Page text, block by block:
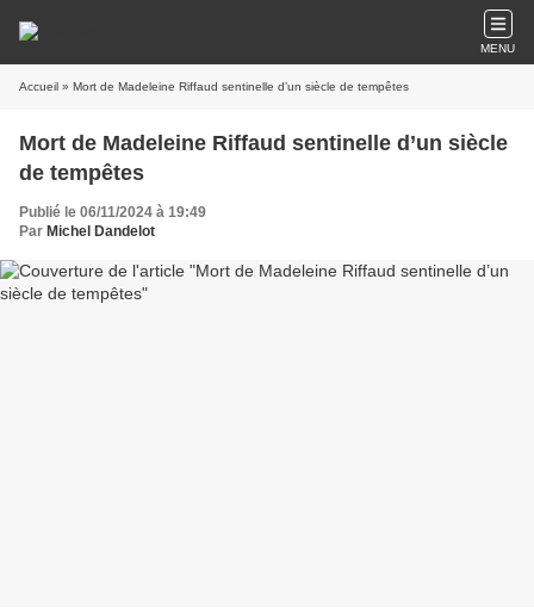
MENU
Accueil » Mort de Madeleine Riffaud sentinelle d’un siècle de tempêtes
Mort de Madeleine Riffaud sentinelle d’un siècle
de tempêtes
Publié le 06/11/2024 à 19:49
Par Michel Dandelot